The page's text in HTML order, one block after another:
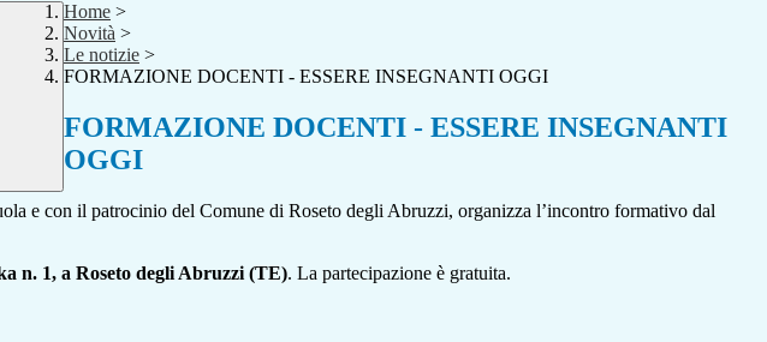
Home >
Novità >
Le notizie >
FORMAZIONE DOCENTI - ESSERE INSEGNANTI OGGI
FORMAZIONE DOCENTI - ESSERE INSEGNANTI
OGGI
e con il patrocinio del Comune di Roseto degli Abruzzi, organizza l’incontro formativo dal
n. 1, a Roseto degli Abruzzi (TE). La partecipazione è gratuita.